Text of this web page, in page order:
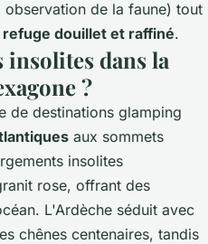
de la faune) tout
refuge douillet et raffiné.
insolites dans la
?
de destinations glamping
aux sommets
insolites
rose, offrant des
L'Ardèche séduit avec
chênes centenaires, tandis